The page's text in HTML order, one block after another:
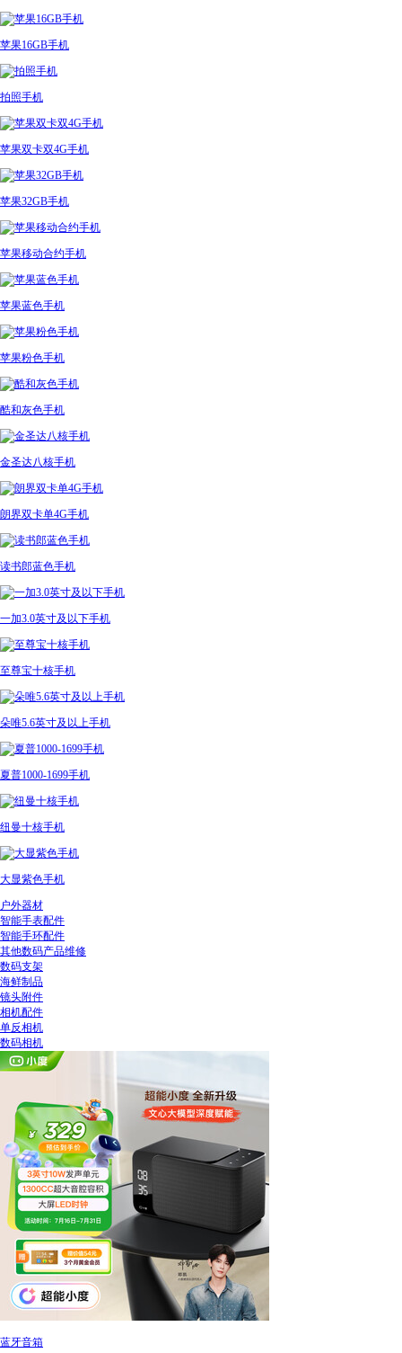
苹果16GB手机
拍照手机
苹果双卡双4G手机
苹果32GB手机
苹果移动合约手机
苹果蓝色手机
苹果粉色手机
酷和灰色手机
金圣达八核手机
朗界双卡单4G手机
读书郎蓝色手机
一加3.0英寸及以下手机
至尊宝十核手机
朵唯5.6英寸及以上手机
夏普1000-1699手机
纽曼十核手机
大显紫色手机
户外器材
智能手表配件
智能手环配件
其他数码产品维修
数码支架
海鲜制品
镜头附件
相机配件
单反相机
数码相机
蓝牙音箱